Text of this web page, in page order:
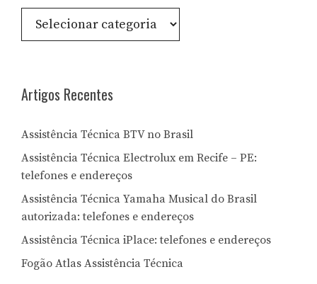
Consulte
Artigos Recentes
Assistência Técnica BTV no Brasil
Assistência Técnica Electrolux em Recife – PE:
telefones e endereços
Assistência Técnica Yamaha Musical do Brasil
autorizada: telefones e endereços
Assistência Técnica iPlace: telefones e endereços
Fogão Atlas Assistência Técnica